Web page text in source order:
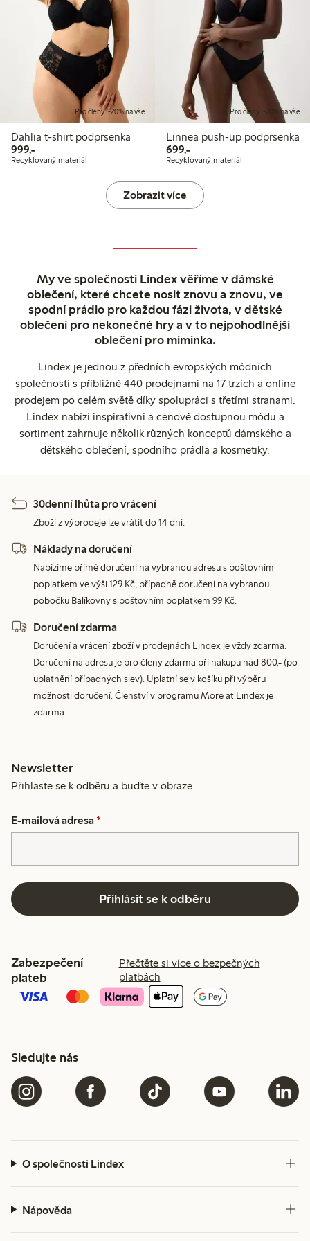
Pro členy: -20% na vše
Dahlia t-shirt podprsenka
999,-999,00 Kč
Recyklovaný materiál
Pro členy: -20% na vše
Linnea push-up podprsenka
699,-699,00 Kč
Recyklovaný materiál
Zobrazit více
My ve společnosti Lindex věříme v dámské
oblečení, které chcete nosit znovu a znovu, ve
spodní prádlo pro každou fázi života, v dětské
oblečení pro nekonečné hry a v to nejpohodlnější
oblečení pro miminka.
Lindex je jednou z předních evropských módních
společností s přibližně 440 prodejnami na 17 trzích a online
prodejem po celém světě díky spolupráci s třetími stranami.
Lindex nabízí inspirativní a cenově dostupnou módu a
sortiment zahrnuje několik různých konceptů dámského a
dětského oblečení, spodního prádla a kosmetiky.
30denní lhůta pro vrácení
Zboží z výprodeje lze vrátit do 14 dní.
Náklady na doručení
Nabízíme přímé doručení na vybranou adresu s poštovním
poplatkem ve výši 129 Kč, případně doručení na vybranou
pobočku Balíkovny s poštovním poplatkem 99 Kč.
Doručení zdarma
Doručení a vrácení zboží v prodejnách Lindex je vždy zdarma.
Doručení na adresu je pro členy zdarma při nákupu nad 800,- (po
uplatnění případných slev). Uplatní se v košíku při výběru
možnosti doručení. Členství v programu More at Lindex je
zdarma.
Newsletter
Přihlaste se k odběru a buďte v obraze.
E-mailová adresa *
Přihlásit se k odběru
Zabezpečení
plateb
Přečtěte si více o bezpečných
platbách
Sledujte nás
O společnosti Lindex
Nápověda